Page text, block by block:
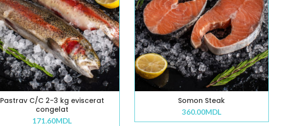
Pastrav C/C 2-3 kg eviscerat
congelat
171.60MDL
Somon Steak
360.00MDL